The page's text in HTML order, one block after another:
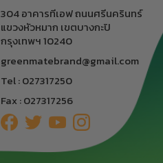
304 อาคารทีเอฟ ถนนศรีนครินทร์
แขวงหัวหมาก เขตบางกะปิ
กรุงเทพฯ 10240
greenmatebrand@gmail.com
Tel : 027317250
Fax : 027317256